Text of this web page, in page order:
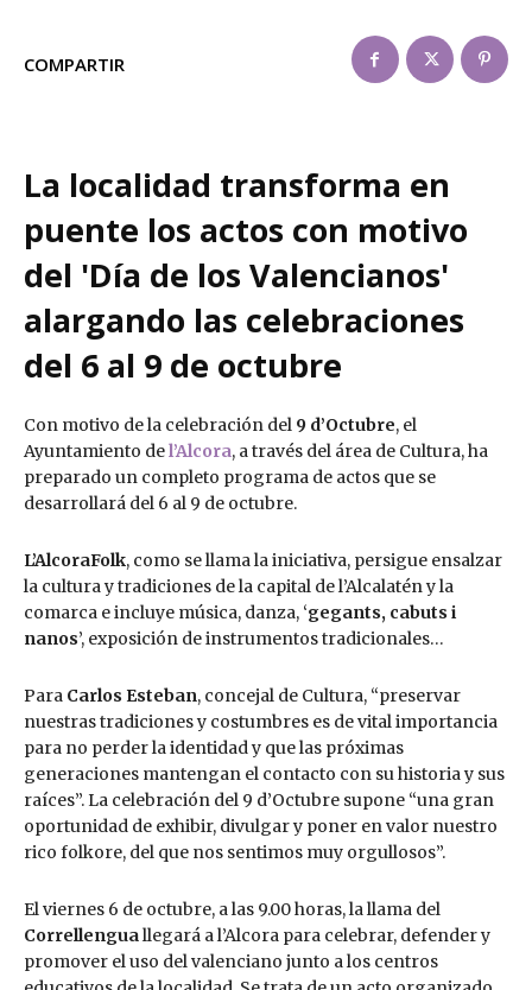
COMPARTIR
La localidad transforma en
puente los actos con motivo
del 'Día de los Valencianos'
alargando las celebraciones
del 6 al 9 de octubre
Con motivo de la celebración del 9 d’Octubre, el
Ayuntamiento del’Alcora, a través del área de Cultura, ha
preparado un completo programa de actos que se
desarrollará del 6 al 9 de octubre.
L’AlcoraFolk, como se llama la iniciativa, persigue ensalzar
la cultura y tradiciones de la capital de l’Alcalatén y la
comarca e incluye música, danza, ‘gegants, cabuts i
nanos’, exposición de instrumentos tradicionales…
Para Carlos Esteban, concejal de Cultura, “preservar
nuestras tradiciones y costumbres es de vital importancia
para no perder la identidad y que las próximas
generaciones mantengan el contacto con su historia y sus
raíces”. La celebración del 9 d’Octubre supone “una gran
oportunidad de exhibir, divulgar y poner en valor nuestro
rico folkore, del que nos sentimos muy orgullosos”.
El viernes 6 de octubre, a las 9.00 horas, la llama del
Correllenguallegará a l’Alcora para celebrar, defender y
promover el uso del valenciano junto a los centros